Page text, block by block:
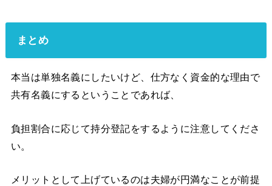
まとめ
本当は単独名義にしたいけど、仕方なく資金的な理由で
共有名義にするということであれば、
負担割合に応じて持分登記をするように注意してくださ
い。
メリットとして上げているのは夫婦が円満なことが前提